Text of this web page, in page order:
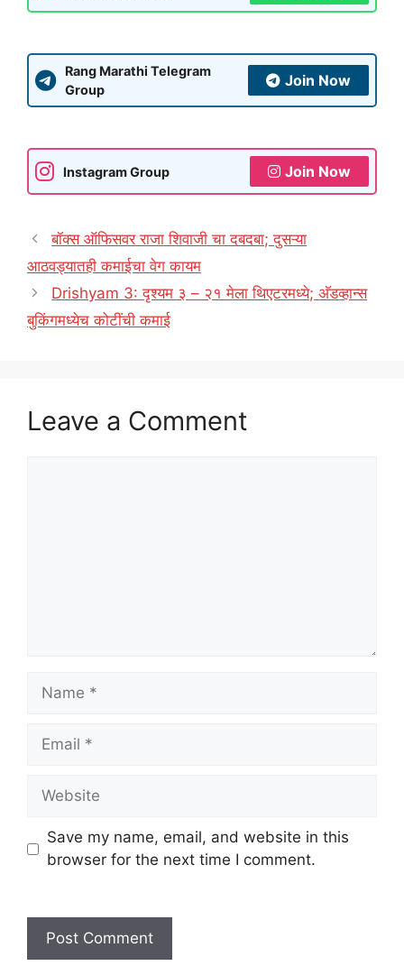
Rang Marathi Telegram
Group
Join Now
Instagram Group Join Now
बॉक्स ऑफिसवर राजा शिवाजी चा दबदबा; दुसऱ्या
आठवड्यातही कमाईचा वेग कायम
Drishyam 3: दृश्यम ३ – २१ मेला थिएटरमध्ये; अ‍ॅडव्हान्स
बुकिंगमध्येच कोटींची कमाई
Leave a Comment
Name
Email
Website
Save my name, email, and website in this
browser for the next time I comment.